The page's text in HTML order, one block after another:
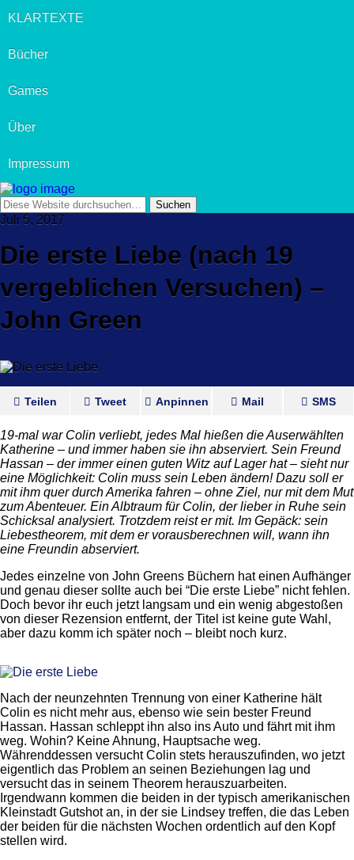
KLARTEXTE
Bücher
Games
Über
Impressum
Juli 5, 2017
Die erste Liebe (nach 19
vergeblichen Versuchen) –
John Green
Teilen Tweet Anpinnen Mail SMS
19-mal war Colin verliebt, jedes Mal hießen die Auserwählten
Katherine – und immer haben sie ihn abserviert. Sein Freund
Hassan – der immer einen guten Witz auf Lager hat – sieht nur
eine Möglichkeit: Colin muss sein Leben ändern! Dazu soll er
mit ihm quer durch Amerika fahren – ohne Ziel, nur mit dem Mut
zum Abenteuer. Ein Albtraum für Colin, der lieber in Ruhe sein
Schicksal analysiert. Trotzdem reist er mit. Im Gepäck: sein
Liebestheorem, mit dem er vorausberechnen will, wann ihn
eine Freundin abserviert.
Jedes einzelne von John Greens Büchern hat einen Aufhänger
und genau dieser sollte auch bei “Die erste Liebe” nicht fehlen.
Doch bevor ihr euch jetzt langsam und ein wenig abgestoßen
von dieser Rezension entfernt, der Titel ist keine gute Wahl,
aber dazu komm ich später noch – bleibt noch kurz.
Nach der neunzehnten Trennung von einer Katherine hält
Colin es nicht mehr aus, ebenso wie sein bester Freund
Hassan. Hassan schleppt ihn also ins Auto und fährt mit ihm
weg. Wohin? Keine Ahnung, Hauptsache weg.
Währenddessen versucht Colin stets herauszufinden, wo jetzt
eigentlich das Problem an seinen Beziehungen lag und
versucht das in seinem Theorem herauszuarbeiten.
Irgendwann kommen die beiden in der typisch amerikanischen
Kleinstadt Gutshot an, in der sie Lindsey treffen, die das Leben
der beiden für die nächsten Wochen ordentlich auf den Kopf
stellen wird.